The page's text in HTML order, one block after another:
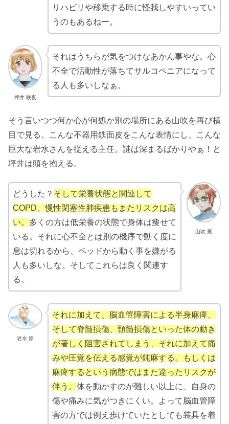
リハビリや移乗する時に怪我しやすいってい
うのもあるねー。
坪井 咲夜
それはうちらが気をつけなあかん事やな。心
不全で活動性が落ちてサルコペニアになって
る人も多いしなぁ。
そう言いつつ何か心が何処か別の場所にある山吹を再び横
目で見る。こんな不器用鉄面皮をこんな表情にし、こんな
巨大な岩水さんを従える主任。謎は深まるばかりやぁ！と
坪井は頭を抱える。
山吹 薫
どうした？ そして栄養状態と関連して
COPD、慢性閉塞性肺疾患もまたリスクは高
い。 多くの方は低栄養の状態で身体は痩せて
いる。それに心不全とは別の機序で動く度に
息は切れるから、ベッドから動く事を嫌がる
人も多いしな。そしてこれらは良く関連す
る。
岩水 静
それに加えて、脳血管障害による半身麻痺、
そして脊髄損傷、頸髄損傷といった体の動き
が著しく阻害されてしまう、それに加えて痛
みや圧覚を伝える感覚が鈍麻する。もしくは
麻痺するという病態ではまた違ったリスクが
伴う。 体を動かすのが難しい以上に、自身の
傷や痛みに気がつきにくい。よって脳血管障
害の方では例え歩けていたとしても装具を着